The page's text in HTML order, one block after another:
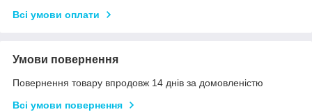
Всі умови оплати
Умови повернення
Повернення товару впродовж 14 днів за домовленістю
Всі умови повернення